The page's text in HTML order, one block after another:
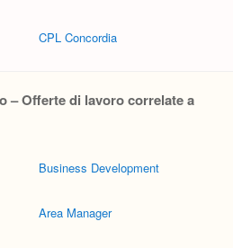
CPL Concordia
– Offerte di lavoro correlate a
Business Development
Area Manager